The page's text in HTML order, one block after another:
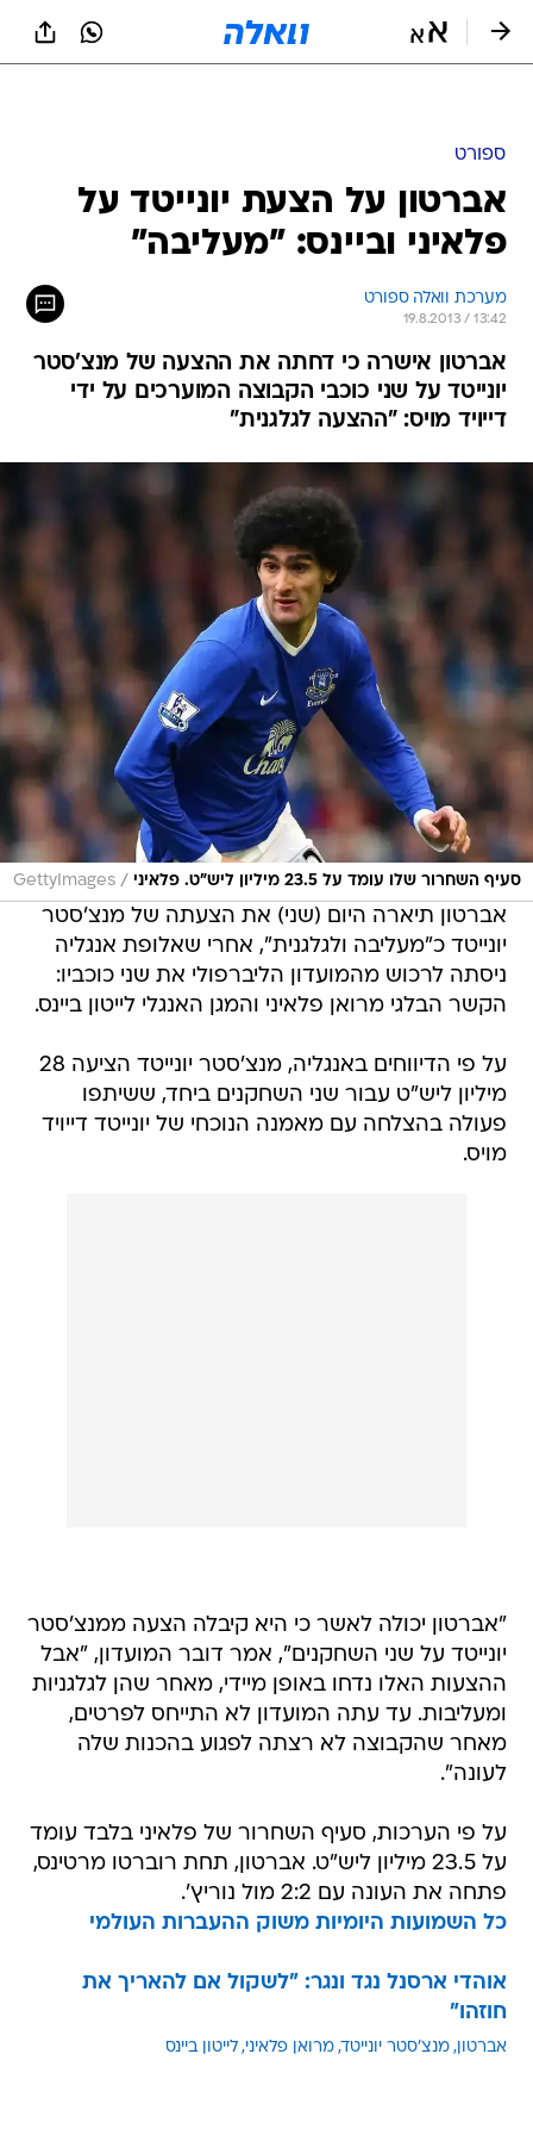
ספורט
אברטון על הצעת יונייטד על
פלאיני וביינס: "מעליבה"
מערכת וואלה ספורט
19.8.2013 / 13:42
אברטון אישרה כי דחתה את ההצעה של מנצ'סטר
יונייטד על שני כוכבי הקבוצה המוערכים על ידי
דייויד מויס: "ההצעה לגלגנית"
סעיף השחרור שלו עומד על 23.5 מיליון ליש"ט. פלאיני /
GettyImages
אברטון תיארה היום (שני) את הצעתה של מנצ'סטר
יונייטד כ"מעליבה ולגלגנית", אחרי שאלופת אנגליה
ניסתה לרכוש מהמועדון הליברפולי את שני כוכביו:
הקשר הבלגי מרואן פלאיני והמגן האנגלי לייטון ביינס.
על פי הדיווחים באנגליה, מנצ'סטר יונייטד הציעה 28
מיליון ליש"ט עבור שני השחקנים ביחד, ששיתפו
פעולה בהצלחה עם מאמנה הנוכחי של יונייטד דייויד
מויס.
"אברטון יכולה לאשר כי היא קיבלה הצעה ממנצ'סטר
יונייטד על שני השחקנים", אמר דובר המועדון, "אבל
ההצעות האלו נדחו באופן מיידי, מאחר שהן לגלגניות
ומעליבות. עד עתה המועדון לא התייחס לפרטים,
מאחר שהקבוצה לא רצתה לפגוע בהכנות שלה
לעונה".
על פי הערכות, סעיף השחרור של פלאיני בלבד עומד
על 23.5 מיליון ליש"ט. אברטון, תחת רוברטו מרטינס,
פתחה את העונה עם 2:2 מול נוריץ'.
כל השמועות היומיות משוק ההעברות העולמי
אוהדי ארסנל נגד ונגר: "לשקול אם להאריך את
חוזהו"
אברטון מנצ'סטר יונייטד מרואן פלאיני לייטון ביינס